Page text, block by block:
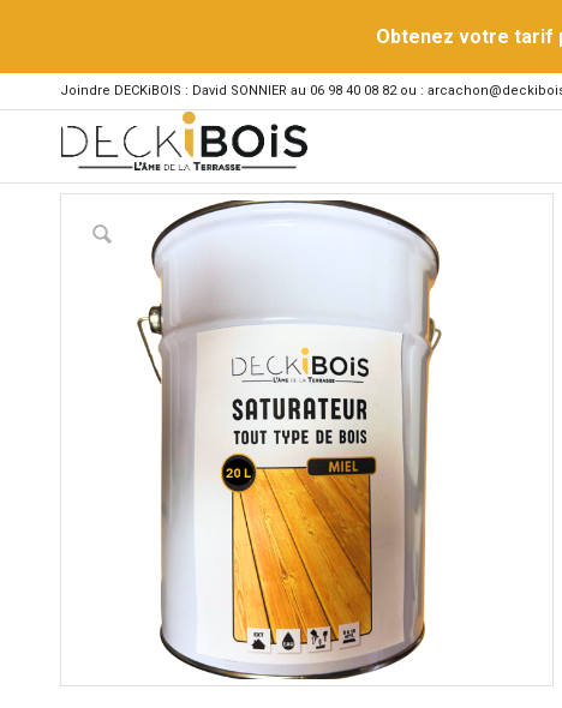
Obtenez votre tarif
Joindre DECKiBOIS : David SONNIER au 06 98 40 08 82 ou :